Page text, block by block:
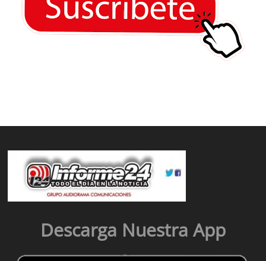
Descarga Nuestra App